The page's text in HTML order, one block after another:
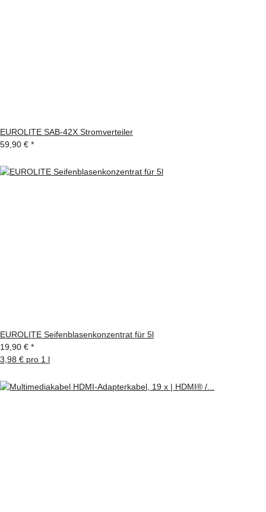
EUROLITE SAB-42X Stromverteiler
59,90 € *
EUROLITE Seifenblasenkonzentrat für 5l
19,90 € *
3,98 € pro 1 l